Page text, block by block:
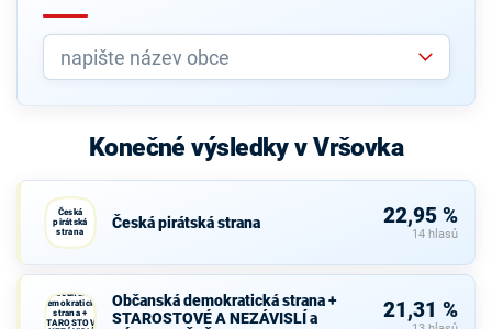
Konečné výsledky v Vršovka
Česká
pirátská
strana
Česká pirátská strana 22,95 %
14 hlasů
Občanská
demokratická
strana +
STAROSTOVÉ
Občanská demokratická strana +
STAROSTOVÉ A NEZÁVISLÍ a
21,31 %